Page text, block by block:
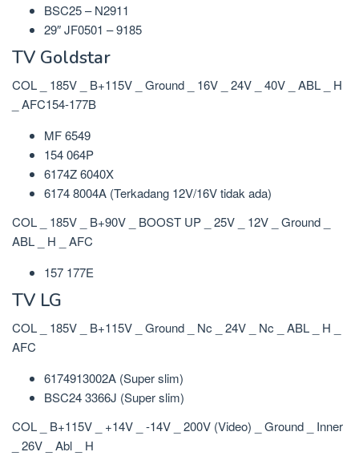
BSC25 – N2911
29″ JF0501 – 9185
TV Goldstar
COL _ 185V _ B+115V _ Ground _ 16V _ 24V _ 40V _ ABL _ H
_ AFC154-177B
MF 6549
154 064P
6174Z 6040X
6174 8004A (Terkadang 12V/16V tidak ada)
COL _ 185V _ B+90V _ BOOST UP _ 25V _ 12V _ Ground _
ABL _ H _ AFC
157 177E
TV LG
COL _ 185V _ B+115V _ Ground _ Nc _ 24V _ Nc _ ABL _ H _
AFC
6174913002A (Super slim)
BSC24 3366J (Super slim)
COL _ B+115V _ +14V _ -14V _ 200V (Video) _ Ground _ Inner
_ 26V _ Abl _ H